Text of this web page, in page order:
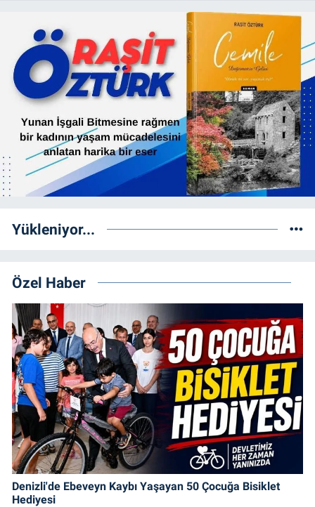
Yükleniyor...
Özel Haber
Denizli'de Ebeveyn Kaybı Yaşayan 50 Çocuğa Bisiklet
Hediyesi